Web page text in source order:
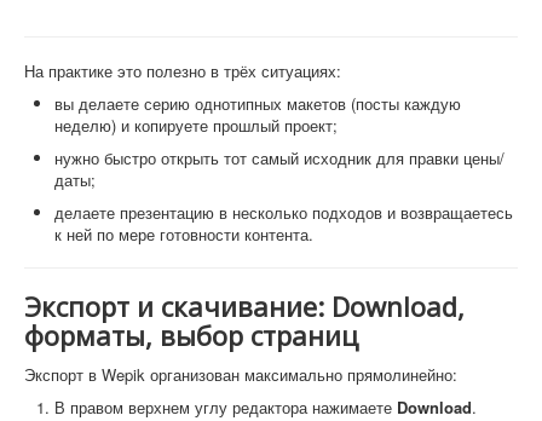
На практике это полезно в трёх ситуациях:
вы делаете серию однотипных макетов (посты каждую
неделю) и копируете прошлый проект;
нужно быстро открыть тот самый исходник для правки цены/
даты;
делаете презентацию в несколько подходов и возвращаетесь
к ней по мере готовности контента.
Экспорт и скачивание: Download,
форматы, выбор страниц
Экспорт в Wepik организован максимально прямолинейно:
В правом верхнем углу редактора нажимаете Download.